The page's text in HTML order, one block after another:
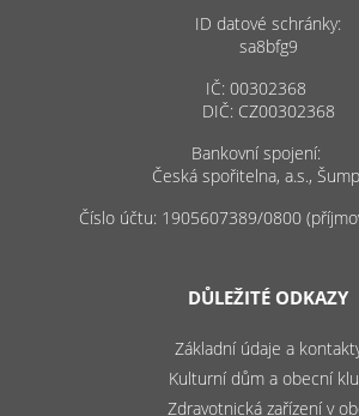
ID datové schránky:
sa8bfg9
IČ: 00302368
DIČ: CZ00302368
Bankovní spojení:
Česká spořitelna, a.s.,
Číslo účtu: 1905607389/0800
DŮLEŽITÉ ODKAZY
Základní údaje a
Kulturní dům a obecní
Zdravotnická zařízení v